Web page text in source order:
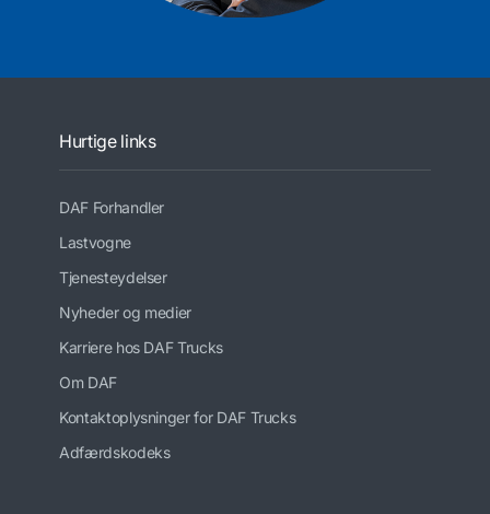
Hurtige links
DAF Forhandler
Lastvogne
Tjenesteydelser
Nyheder og medier
Karriere hos DAF Trucks
Om DAF
Kontaktoplysninger for DAF Trucks
Adfærdskodeks